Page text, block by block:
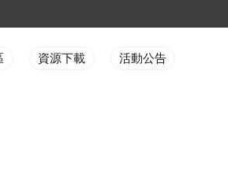
資源下載 活動公告